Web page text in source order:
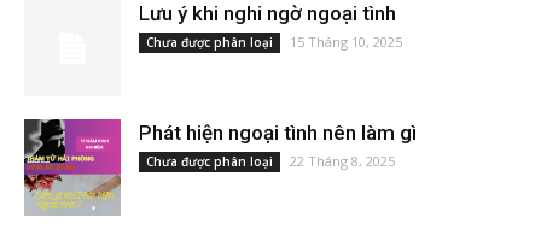
Lưu ý khi nghi ngờ ngoại tình
Chưa được phân loại 15 Tháng 10, 2025
Phát hiện ngoại tình nên làm gì
Chưa được phân loại 22 Tháng 8, 2025